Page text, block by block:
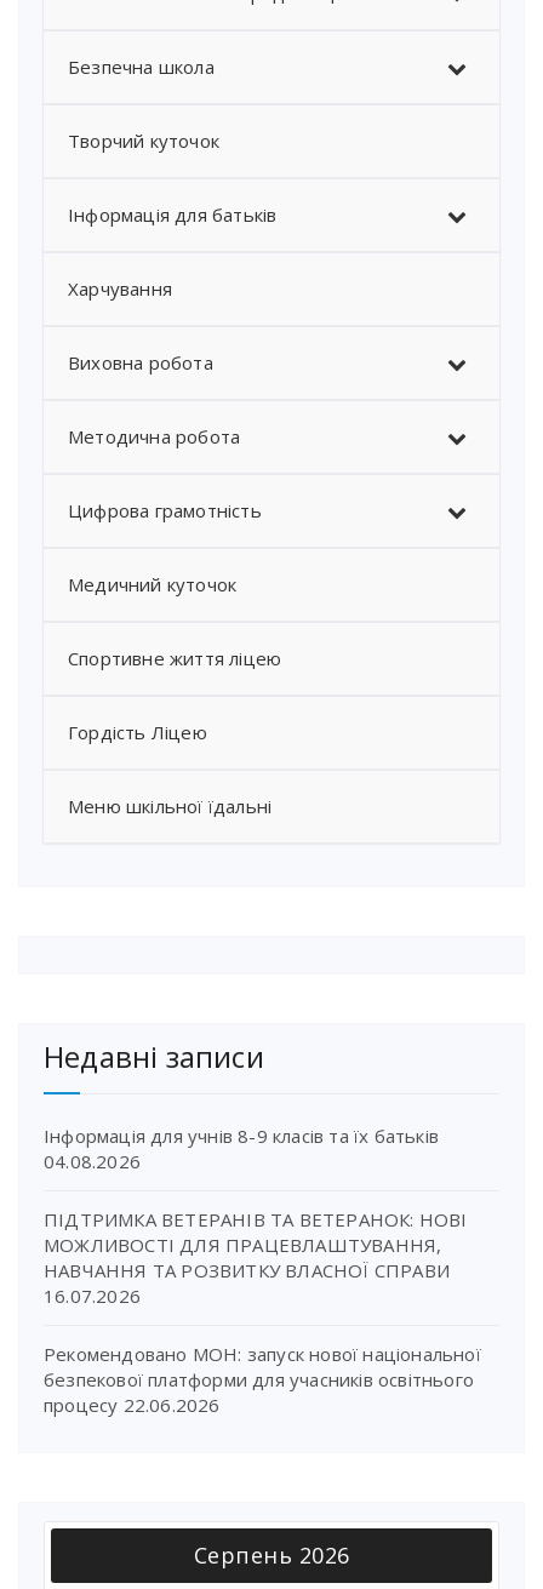
Безпечна школа
Творчий куточок
Інформація для батьків
Харчування
Виховна робота
Методична робота
Цифрова грамотність
Медичний куточок
Спортивне життя ліцею
Гордість Ліцею
Меню шкільної їдальні
Недавні записи
Інформація для учнів 8-9 класів та їх батьків
04.08.2026
ПІДТРИМКА ВЕТЕРАНІВ ТА ВЕТЕРАНОК: НОВІ
МОЖЛИВОСТІ ДЛЯ ПРАЦЕВЛАШТУВАННЯ,
НАВЧАННЯ ТА РОЗВИТКУ ВЛАСНОЇ СПРАВИ
16.07.2026
Рекомендовано МОН: запуск нової національної
безпекової платформи для учасників освітнього
процесу 22.06.2026
Серпень 2026